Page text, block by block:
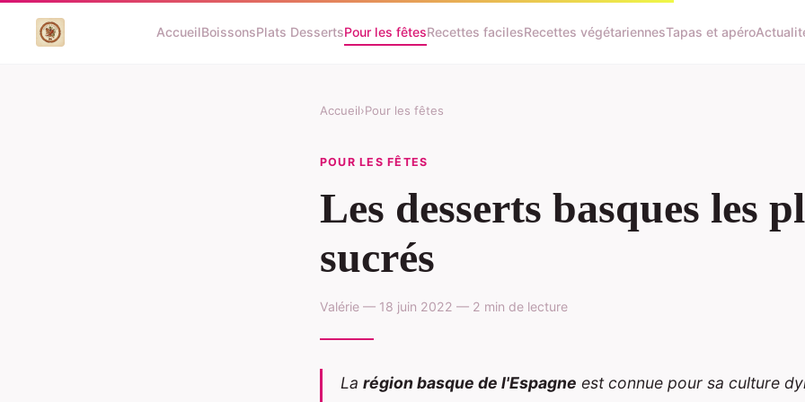
AccueilBoissonsPlats DessertsPour les fêtesRecettes facilesRecettes végétariennesTapas et apéro
Accueil›Pour les fêtes
POUR LES FÊTES
Les desserts basques les
sucrés
Valérie — 18 juin 2022 — 2 min de lecture
La région basque de l'Espagne est connue pour sa culture